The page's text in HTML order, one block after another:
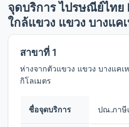
จุดบริการ ไปรษณีย์ไทย
ใกล้แขวง แขวง บางแค
สาขาที่ 1
ห่างจากตัวแขวง แขวง บางแค
กิโลเมตร
ชื่อจุดบริการ ปณ.ภาษี